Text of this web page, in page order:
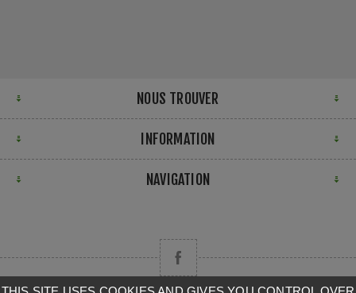
NOUS TROUVER
INFORMATION
NAVIGATION